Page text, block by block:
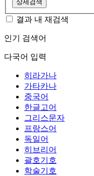
상세검색
결과 내 재검색
인기 검색어
다국어 입력
히라가나
가타카나
중국어
한글고어
그리스문자
프랑스어
독일어
히브리어
괄호기호
학술기호